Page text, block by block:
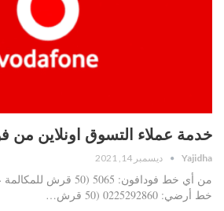
خدمة عملاء التسوق اونلاين من
Yajidha ديسمبر 14, 2021
من أي خط فودافون: 5065
خط أرضي: 0225292860 (50 قرش…